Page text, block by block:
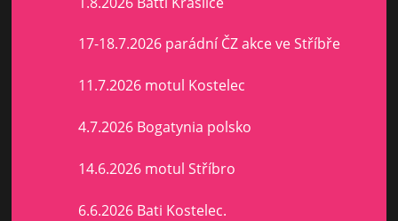
17-18.7.2026 parádní ČZ akce ve Stříbře
11.7.2026 motul Kostelec
4.7.2026 Bogatynia polsko
14.6.2026 motul Stříbro
6.6.2026 Bati Kostelec.